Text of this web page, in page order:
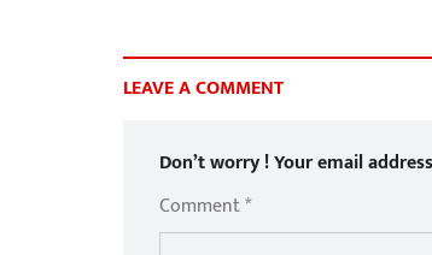
LEAVE A COMMENT
Don’t worry ! Your email
Comment *